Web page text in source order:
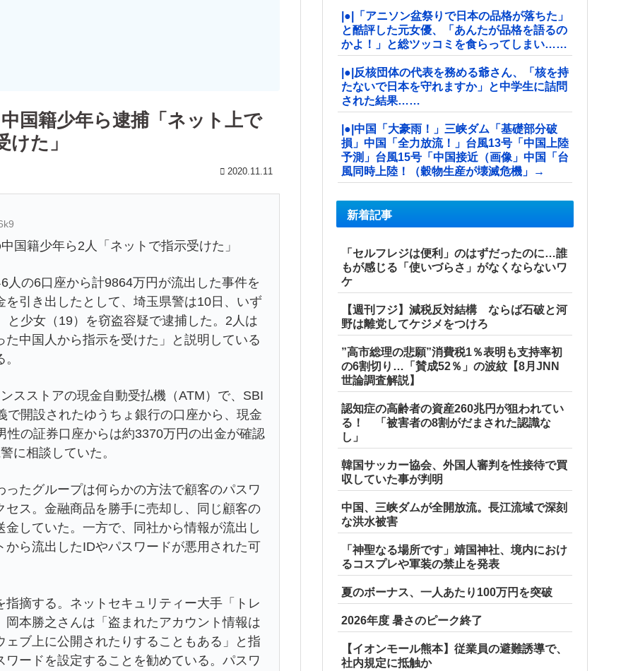
籍少年ら逮捕「ネット上で
た」
2020.11.11
籍少年ら2人「ネットで指示受けた」
の6口座から計9864万円が流出した事件を
引き出したとして、埼玉県警は10日、いず
少女（19）を窃盗容疑で逮捕した。2人は
中国人から指示を受けた」と説明している
ストアの現金自動受払機（ATM）で、SBI
開設されたゆうちょ銀行の口座から、現金
の証券口座からは約3370万円の出金が確認
に相談していた。
たグループは何らかの方法で顧客のパスワ
ス。金融商品を勝手に売却し、同じ顧客の
していた。一方で、同社から情報が流出し
ら流出したIDやパスワードが悪用された可
摘する。ネットセキュリティー大手「トレ
本勝之さんは「盗まれたアカウント情報は
ブ上に公開されたりすることもある」と指
ードを設定することを勧めている。パスワ
|●|「アニソン盆祭りで日本の品格が落ちた」
と酷評した元女優、「あんたが品格を語るの
かよ！」と総ツッコミを食らってしまい……
|●|反核団体の代表を務める爺さん、「核を持
たないで日本を守れますか」と中学生に詰問
された結果……
|●|中国「大豪雨！」三峡ダム「基礎部分破
損」中国「全力放流！」台風13号「中国上陸
予測」台風15号「中国接近（画像」中国「台
風同時上陸！（穀物生産が壊滅危機」→
新着記事
「セルフレジは便利」のはずだったのに…誰
もが感じる「使いづらさ」がなくならないワ
ケ
【週刊フジ】減税反対結構 ならば石破と河
野は離党してケジメをつけろ
”高市総理の悲願”消費税1％表明も支持率初
の6割切り…「賛成52％」の波紋【8月JNN
世論調査解説】
認知症の高齢者の資産260兆円が狙われてい
る！ 「被害者の8割がだまされた認識な
し」
韓国サッカー協会、外国人審判を性接待で買
収していた事が判明
中国、三峡ダムが全開放流。長江流域で深刻
な洪水被害
「神聖なる場所です」靖国神社、境内におけ
るコスプレや軍装の禁止を発表
夏のボーナス、一人あたり100万円を突破
2026年度 暑さのピーク終了
【イオンモール熊本】従業員の避難誘導で、
社内規定に抵触か